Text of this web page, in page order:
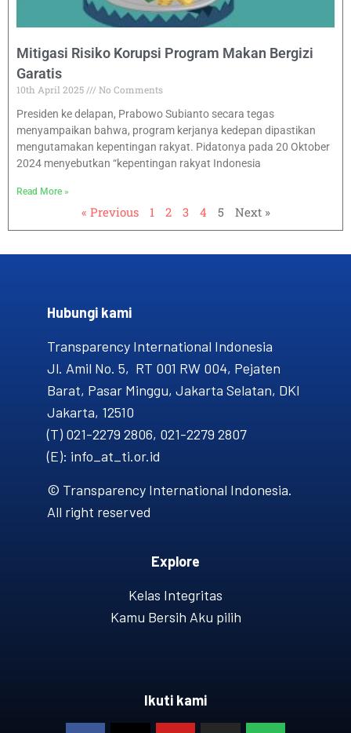
Mitigasi Risiko Korupsi Program Makan Bergizi
Garatis
10th April 2025
No Comments
Presiden ke delapan, Prabowo Subianto secara tegas
menyampaikan bahwa, program kerjanya kedepan dipastikan
mengutamakan kepentingan rakyat. Pidatonya pada 20 Oktober
2024 menyebutkan “kepentingan rakyat Indonesia
Read More »
« Previous 1 2 3 4 5 Next »
Hubungi kami​
Transparency International Indonesia
Jl. Amil No. 5, RT 001 RW 004, Pejaten
Barat, Pasar Minggu, Jakarta Selatan, DKI
Jakarta, 12510
(T) 021-2279 2806, 021-2279 2807
(E): info_at_ti.or.id
© Transparency International Indonesia.
All right reserved
Explore
Kelas Integritas
Kamu Bersih Aku pilih
Ikuti kami